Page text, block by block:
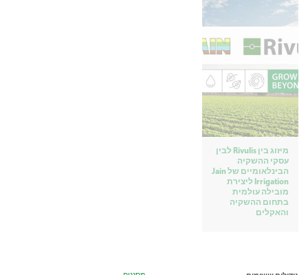
מיזוג בין Rivulis לבין
עסקי ההשקיה
הבינלאומיים של Jain
Irrigation ליצירת
מובילה עולמית
בתחום ההשקיה
והאקלים